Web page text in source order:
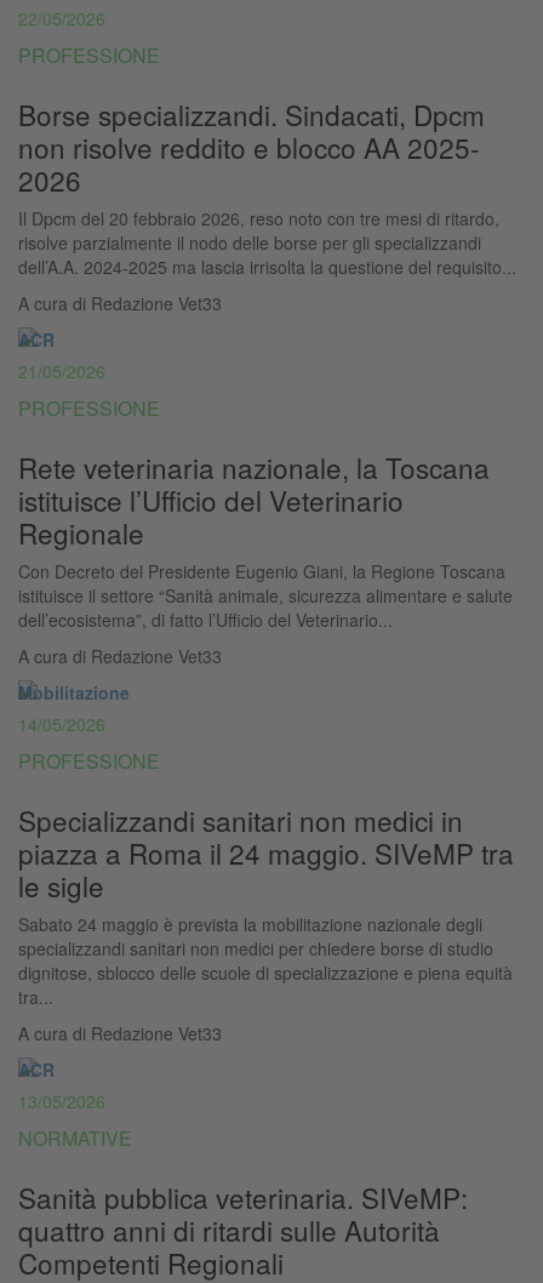
22/05/2026
PROFESSIONE
Borse specializzandi. Sindacati, Dpcm
non risolve reddito e blocco AA 2025-
2026
Il Dpcm del 20 febbraio 2026, reso noto con tre mesi di ritardo,
risolve parzialmente il nodo delle borse per gli specializzandi
dell’A.A. 2024-2025 ma lascia irrisolta la questione del requisito...
A cura di Redazione Vet33
ACR
21/05/2026
PROFESSIONE
Rete veterinaria nazionale, la Toscana
istituisce l’Ufficio del Veterinario
Regionale
Con Decreto del Presidente Eugenio Giani, la Regione Toscana
istituisce il settore “Sanità animale, sicurezza alimentare e salute
dell’ecosistema”, di fatto l’Ufficio del Veterinario...
A cura di Redazione Vet33
Mobilitazione
14/05/2026
PROFESSIONE
Specializzandi sanitari non medici in
piazza a Roma il 24 maggio. SIVeMP tra
le sigle
Sabato 24 maggio è prevista la mobilitazione nazionale degli
specializzandi sanitari non medici per chiedere borse di studio
dignitose, sblocco delle scuole di specializzazione e piena equità
tra...
A cura di Redazione Vet33
ACR
13/05/2026
NORMATIVE
Sanità pubblica veterinaria. SIVeMP:
quattro anni di ritardi sulle Autorità
Competenti Regionali